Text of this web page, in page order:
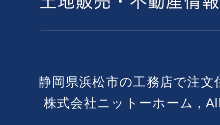
静岡県浜松市の工務店で注
株式会社ニットーホーム ,